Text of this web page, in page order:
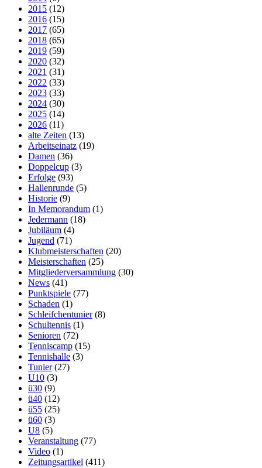
2015 (12)
2016 (15)
2017 (65)
2018 (65)
2019 (59)
2020 (32)
2021 (31)
2022 (33)
2023 (33)
2024 (30)
2025 (14)
2026 (11)
alte Zeiten (13)
Arbeitseinatz (19)
Damen (36)
Doppelcup (3)
Erfolge (93)
Hallenrunde (5)
Historie (9)
In Memorandum (1)
Jedermann (18)
Jubiläum (4)
Jugend (71)
Klubmeisterschaften (20)
Meisterschaften (25)
Mitgliederversammlung (30)
News (41)
Punktspiele (77)
Schaden (1)
Schleifchentunier(8)
Schultennis (1)
Senioren (72)
Tenniscamp (15)
Tennishalle (3)
Tunier(27)
U10 (3)
ü30 (9)
ü40 (12)
ü55 (25)
ü60 (3)
U8 (5)
Veranstaltung (77)
Video (1)
Zeitungsartikel (411)